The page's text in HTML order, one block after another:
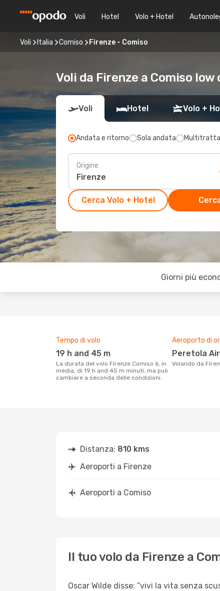
Voli Hotel Volo + Hotel
Voli Italia Comiso Firenze - Comiso
Voli da Firenze a Comiso low
Voli Hotel Volo +
Andata e ritorno Sola andata Multitratta
Origine
Cerca Volo + Hotel
Giorni più
Tempo di volo
19 h and 45 m
La durata del volo Firenze Comiso è, in
media, di 19 h and 45 m minuti, ma può
cambiare a seconda delle condizioni.
Aeroporto di
Peretola
Volando da
Distanza: 810 kms
Aeroporti a Firenze
Aeroporti a Comiso
Il tuo volo da Firenze a
Oscar Wilde disse: “vivi la vita senza